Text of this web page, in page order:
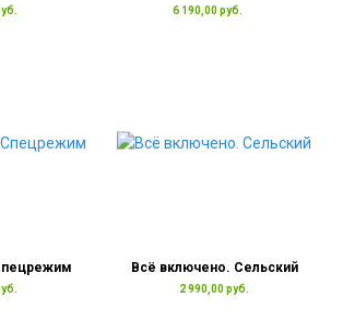
6 190,00 руб.
Всё включено. Сельский
2 990,00 руб.